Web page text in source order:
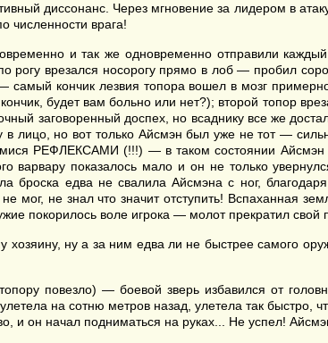
диссонанс. Через мгновение за лидером в
численности врага!
и так же одновременно отправили
рогу врезался носорогу прямо в лоб — пробил
кончик лезвия топора вошел в мозг
будет вам больно или нет?); второй топор
заговоренный доспех, но всаднику все же
в лицо, но вот только Айсмэн был уже не тот —
РЕФЛЕКСАМИ (!!!) — в таком состоянии Айсмэн
варвару показалось мало и он не только
броска едва не свалила Айсмэна с ног,
мог, не знал что значит отступить! Вспаханная
покорилось воле игрока — молот прекратил свой
ну а за ним едва ли не быстрее самого
повезло) — боевой зверь избавился от
на сотню метров назад, улетела так быстро,
и он начал подниматься на руках... Не успел!